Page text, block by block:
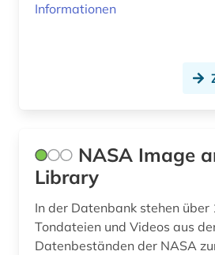
Informationen
NASA Image
Library
In der Datenbank stehen
Tondateien und Videos aus
Datenbeständen der NASA